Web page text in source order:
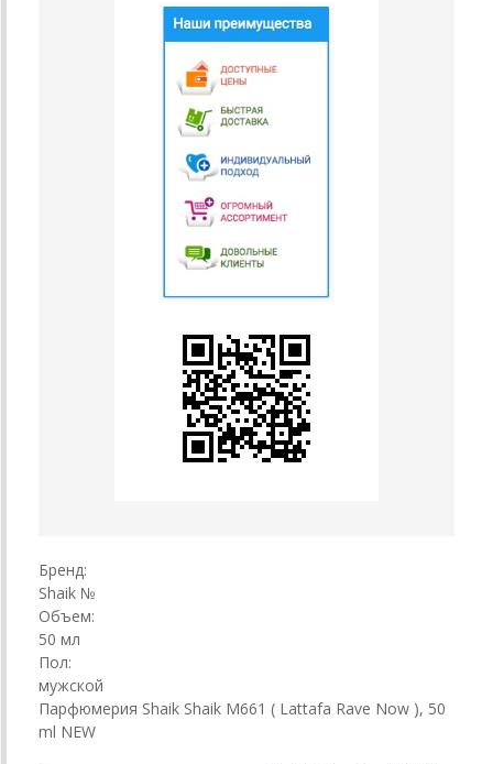
Бренд:
Shaik №
Объем:
50 мл
Пол:
мужской
Парфюмерия Shaik Shaik M661 ( Lattafa Rave Now ), 50
ml NEW